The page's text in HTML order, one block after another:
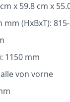
x 59.8 cm x
(HxBxT):
1150 mm
von vorne